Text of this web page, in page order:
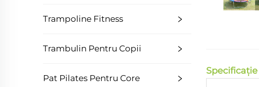
Trampoline Fitness
Trambulin Pentru Copii
Pat Pilates Pentru Core
Specificație